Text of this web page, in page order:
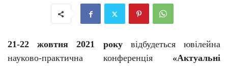
21-22 жовтня 2021 року відбудеться ювілейна
науково-практична конференція
«Актуальні